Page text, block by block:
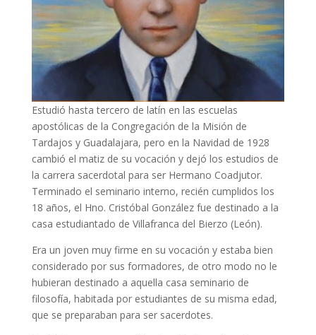
Estudió hasta tercero de latín en las escuelas
apostólicas de la Congregación de la Misión de
Tardajos y Guadalajara, pero en la Navidad de 1928
cambió el matiz de su vocación y dejó los estudios de
la carrera sacerdotal para ser Hermano Coadjutor.
Terminado el seminario interno, recién cumplidos los
18 años, el Hno. Cristóbal González fue destinado a la
casa estudiantado de Villafranca del Bierzo (León).
Era un joven muy firme en su vocación y estaba bien
considerado por sus formadores, de otro modo no le
hubieran destinado a aquella casa seminario de
filosofía, habitada por estudiantes de su misma edad,
que se preparaban para ser sacerdotes.